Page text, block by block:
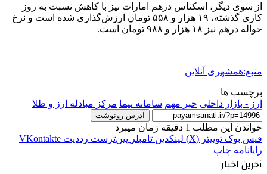
از سوی دیگر، اسکناس درهم امارات نیز با کاهش نسبت به روز
کاری گذشته، ۱۹ هزار و ۵۵۸ تومان ارزش‌گذاری شده است و نرخ
حواله درهم نیز ۱۸ هزار و ۹۸۸ تومان است.
منبع:همشهری آنلاین
برچسب ها
ارز - بازار داخلی خبر مهم سامانه نیما مرکز مبادله ارز و طلا
آدرس رونوشت
خواندن این مطلب 1 دقیقه زمان میبرد
فیس بوک توییتر (X) لینکدین ‫تامبلر ‫پین‌ترست ‫رددیت ‫VKontakte
رایانامه چاپ
آخرین اخبار